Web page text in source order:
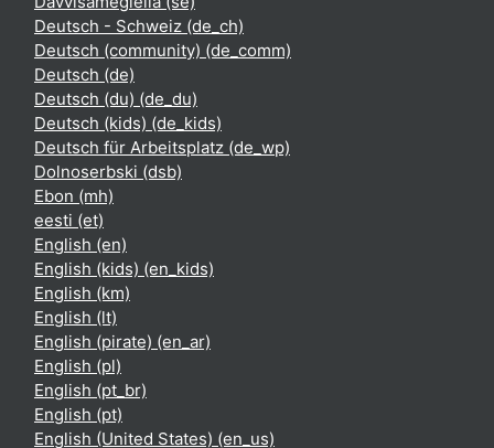
Deutsch - Schweiz ‎(de_ch)‎
Deutsch (community) ‎(de_comm)‎
Deutsch ‎(de)‎
Deutsch (du) ‎(de_du)‎
Deutsch (kids) ‎(de_kids)‎
Deutsch für Arbeitsplatz ‎(de_wp)‎
Dolnoserbski ‎(dsb)‎
Ebon ‎(mh)‎
eesti ‎(et)‎
English ‎(en)‎
English (kids) ‎(en_kids)‎
English ‎(km)‎
English ‎(lt)‎
English (pirate) ‎(en_ar)‎
English ‎(pl)‎
English ‎(pt_br)‎
English ‎(pt)‎
English (United States) ‎(en_us)‎